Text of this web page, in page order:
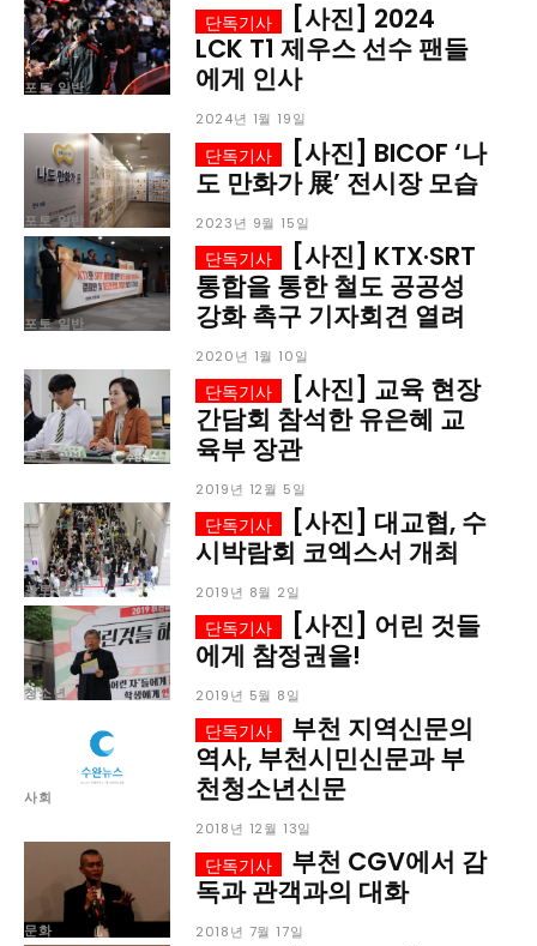
당신이 어느 지점에 서 있든, 수완뉴스는 곁에 있습니다
포토 일반
[사진] 2024
LCK T1 제우스 선수 팬들
에게 인사
2024년 1월 19일
포토 일반
[사진] BICOF ‘나
도 만화가 展’ 전시장 모습
2023년 9월 15일
포토 일반
[사진] KTX·SRT
통합을 통한 철도 공공성
강화 촉구 기자회견 열려
2020년 1월 10일
포토 일반
[사진] 교육 현장
간담회 참석한 유은혜 교
육부 장관
2019년 12월 5일
포토 일반
[사진] 대교협, 수
시박람회 코엑스서 개최
2019년 8월 2일
청소년
[사진] 어린 것들
에게 참정권을!
2019년 5월 8일
사회
부천 지역신문의
역사, 부천시민신문과 부
천청소년신문
2018년 12월 13일
문화
부천 CGV에서 감
독과 관객과의 대화
2018년 7월 17일